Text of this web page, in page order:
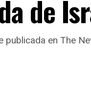
de
publicada en The